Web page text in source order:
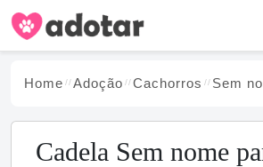
Home Adoção Cachorros Sem
Cadela Sem nome